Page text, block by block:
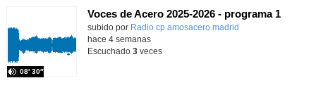
Voces de Acero 2025-2026 - programa 1
Contenido educativo.
subido por Radio cp amosacero madrid
08′ 30″
hace 4 semanas
Escuchado 3veces